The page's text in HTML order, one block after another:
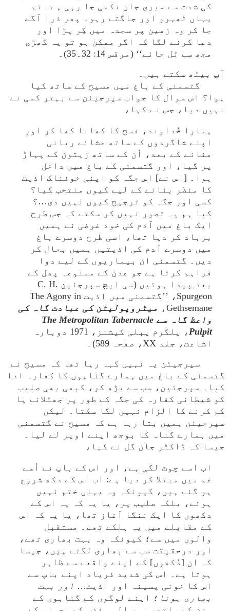
کی شدت سے میری جان نکلی جا رہی ہے۔ تم
یہاں ٹھہرو اور جاگتے رہو۔ پھر ذرا آگے
جا کر وہ زمین پر سجدہ میں گِر پڑا اور
دعا کرنے لگا کہ اگر ممکن ہو تو یہ گھڑی
مجھ سے ٹل جائے‘‘ (مرقس 14: 32۔35)۔
آپ بیٹھ سکتے ہیں۔
گتسمنی کے باغ میں مسیح کے ساتھ کیا
ہوا؟ اس سوال کا جواب سپرجیئن سے بہتر کسی نے
نہیں دیا، جس نے کہا،
ہمارا خُداوند، فسح کا کھانا کھا کر اور
اپنے شاگردوں کے ساتھ عشائے ربانی
منانے کے بعد، اُن کے ساتھ زیتون کے پہاڑ
پر گیا، اور گتسمنی کے باغ میں داخل
ہوا۔ [اس نے] اس جگہ کو اپنی خوفناک اذیت
کا منظر بنانے کے لیے کیوں منتخب کیا؟
کسی اور جگہ کو ترجیح کیوں نہیں دی…؟
کیا ہم یہ تصور نہیں کر سکتے کہ جس طرح
ایک باغ میں آدم کی خود غرضی نے ہمیں
برباد کر دیا تھا، اسی طرح دوسرے باغ
میں دوسرے آدم کی اذیتیں ہمیں بحال کر
دیں۔ گتسمنی ان بیماریوں کے لیے دوا
فراہم کرتا ہے جو عدن کے ممنوعہ پھل کے
بعد پیدا ہوئیں (سی ایچ سپرجئین C. H.
Spurgeon، ’’گتسمنی میں اذیت The Agony in
Gethsemane،
میٹروپولیٹن کی عبادت گاہ کی
واعظ گاہ سے The Metropolitan Tabernacle
Pulpit
، پلگرم پبلی کیشنز، 1971 دوبارہ
اشاعت، جلد XX، صفحہ 589)۔
سپرجیئن یہ نہیں کہہ رہا تھا کہ مسیح نے
گتسمنی کے باغ میں ہمارے گناہوں کا کفارہ ادا
کیا۔ سپرجئین، سب سے بڑھ کر، کبھی بھی صلیب
کو شیطانی کفارہ کی جگہ کے طور پر جھٹلانے یا
کم کرنے کا الزام نہیں لگا سکتا۔ لیکن
سپرجیئن ہمیں بتا رہا ہے کہ مسیح نے گتسمنی
میں ہمارے گناہ کا بوجھ اپنے اوپر لے لیا۔
جیسا کہ ڈاکٹر جان گل نے کہا،
اب اسے چوٹ لگی ہے، اور اس کے باپ نے اُسے
غم میں مبتلا کر دیا ہے: اب اس کے دکھ شروع
ہو گئے ہیں، کیونکہ وہ یہاں ختم نہیں
ہوئے، بلکہ صلیب پر، یا یہ کہ یہ اس کے
دکھوں کا ایک ننگا آغاز تھا، یا یہ کہ اس
کے مقابلے میں یہ ہلکے تھے۔ مستقبل
والوں میں سے؛ کیونکہ وہ بہت بھاری تھے،
اور درحقیقت سب سے بھاری لگتے ہیں، جیسا
کہ ان [دُکھوں] کے اپنے واقعے سے ظاہر
ہوتا ہے۔ اس کی شدید فریاد اپنے باپ سے
اس کا خونی پسینہ اور اذیت… اور بہت
بھاری ہونا ؛ اپنے لوگوں کے گناہوں کے